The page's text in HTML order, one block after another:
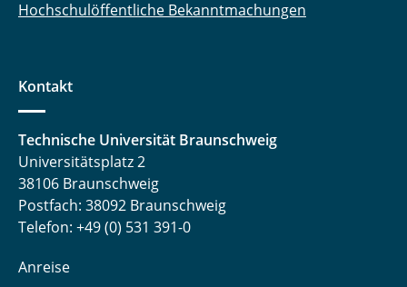
Hochschulöffentliche Bekanntmachungen
Kontakt
Technische Universität Braunschweig
Universitätsplatz 2
38106 Braunschweig
Postfach: 38092 Braunschweig
Telefon: +49 (0) 531 391-0
Anreise